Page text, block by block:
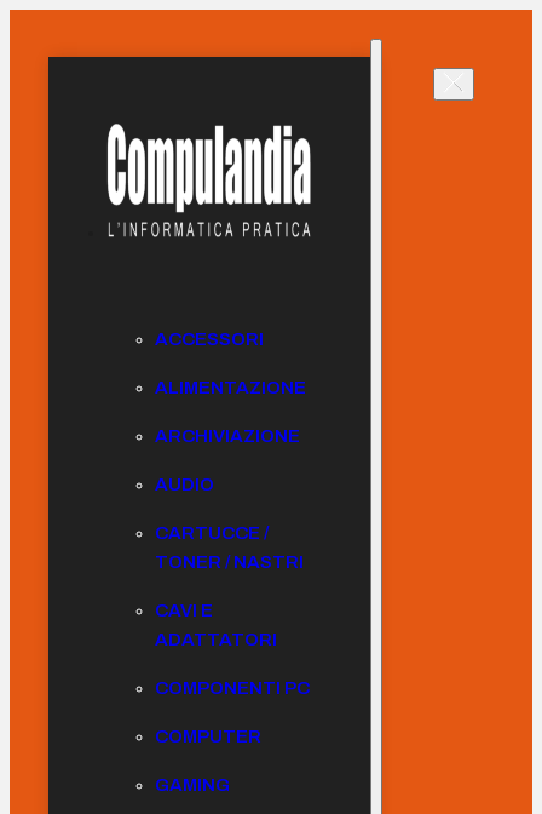
ACCESSORI
ALIMENTAZIONE
ARCHIVIAZIONE
AUDIO
CARTUCCE /
TONER / NASTRI
CAVI E
ADATTATORI
COMPONENTI PC
COMPUTER
GAMING